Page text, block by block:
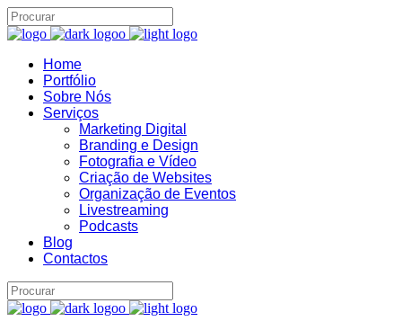
Home
Portfólio
Sobre Nós
Serviços
Marketing Digital
Branding e Design
Fotografia e Vídeo
Criação de Websites
Organização de Eventos
Livestreaming
Podcasts
Blog
Contactos
B22
Assistente IA · Brand22
Online